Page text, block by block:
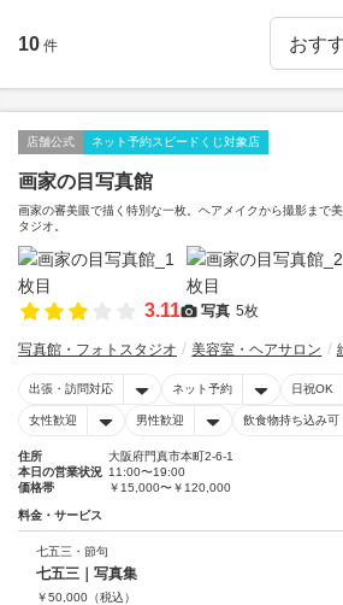
10 件
店舗公式 ネット予約スピードくじ対象店
画家の目写真館
画家の審美眼で描く特別な一枚。ヘアメイクから撮影まで
タジオ。
3.11 写真 5枚
写真館・フォトスタジオ 美容室・ヘアサロン
出張・訪問対応 ネット予約 日祝OK
女性歓迎 男性歓迎 飲食物持ち込み可
住所
大阪府門真市本町2-6-1
本日の営業状況 11:00〜19:00
価格帯
￥15,000〜￥120,000
料金・サービス
七五三・節句
七五三｜写真集
￥50,000 （税込）